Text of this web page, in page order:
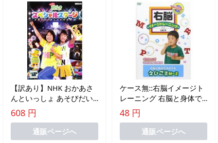
【訳あり】NHK おかあさ
んといっしょ あそびだい
すき! スペシャルステージ
※ディスクのみ レンタル
落ち 中古 DVD ケース無
608 円
通販ページへ
ケース無::右脳イメージト
レーニング 右脳と身体で
おぼえる えいご 2 レンタ
ル落ち 中古 DVD
48 円
通販ページへ